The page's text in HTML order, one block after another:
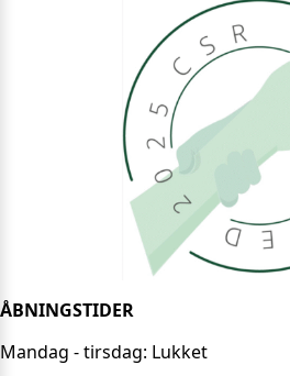
ÅBNINGSTIDER
Mandag - tirsdag: Lukket